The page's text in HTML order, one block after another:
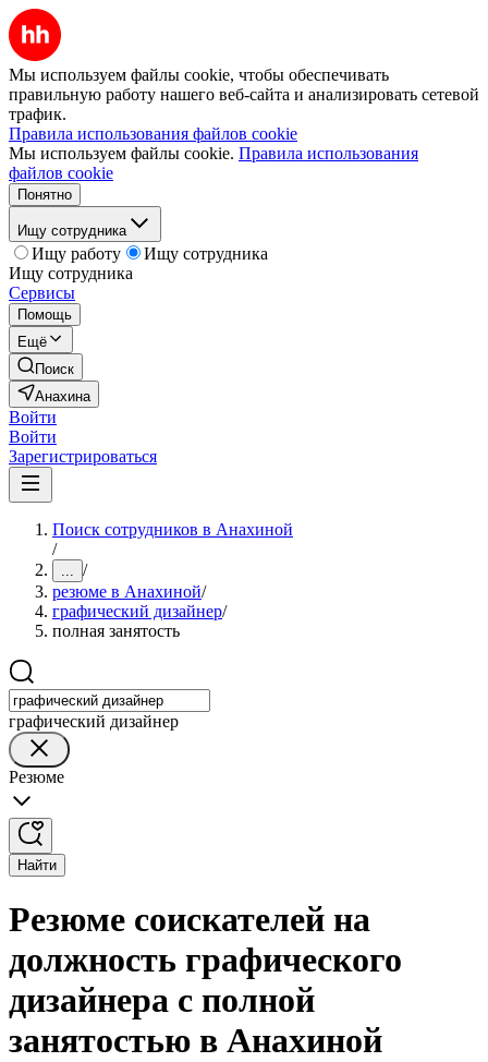
Мы используем файлы cookie, чтобы обеспечивать
правильную работу нашего веб-сайта и анализировать сетевой
трафик.
Правила использования файлов cookie
Мы используем файлы cookie. Правила использования
файлов cookie
Понятно
Ищу сотрудника
Ищу работу
Ищу сотрудника
Ищу сотрудника
Сервисы
Помощь
Ещё
Поиск
Анахина
Войти
Войти
Зарегистрироваться
Поиск сотрудников в Анахиной
/
... /
резюме в Анахиной/
графический дизайнер/
полная занятость
графический дизайнер
Резюме
Найти
Резюме соискателей на
должность графического
дизайнера с полной
занятостью в Анахиной